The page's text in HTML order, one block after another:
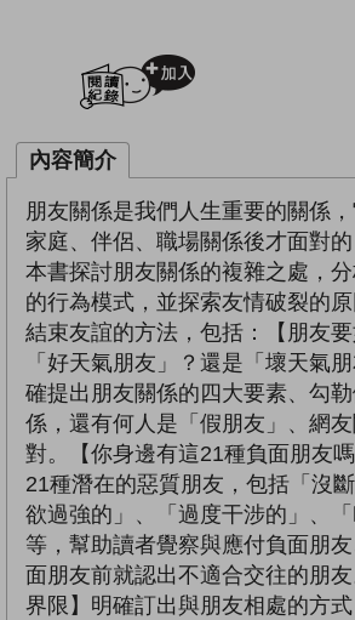
內容簡介
朋友關係是我們人生重要的關係
家庭、伴侶、職場關係後才面對的
本書探討朋友關係的複雜之處，
的行為模式，並探索友情破裂的
結束友誼的方法，包括：【朋友
「好天氣朋友」？還是「壞天氣
確提出朋友關係的四大要素、勾
係，還有何人是「假朋友」、網
對。【你身邊有這21種負面朋友
21種潛在的惡質朋友，包括「沒
欲過強的」、「過度干涉的」、
等，幫助讀者覺察與應付負面朋
面朋友前就認出不適合交往的朋
界限】明確訂出與朋友相處的方